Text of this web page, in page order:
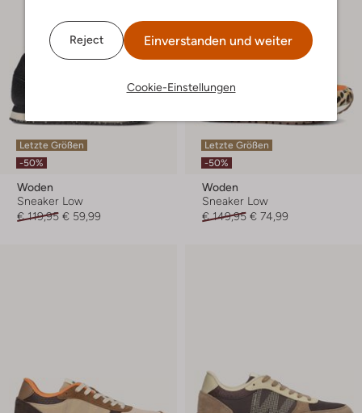
Reject Einverstanden und weiter
Cookie-Einstellungen
Letzte Größen
-50%
Woden
Sneaker Low
€ 119,95 € 59,99
Letzte Größen
-50%
Woden
Sneaker Low
€ 149,95 € 74,99